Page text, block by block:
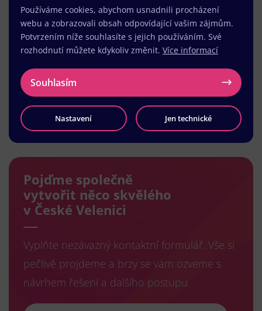
Načíst další
Pojďme společně
vytvořit něco skvělého
v České Velenici
Vyplňte nezávazný kontaktní formulář. Vše si
pečlivě projdeme a brzy se vám ozveme s
návrhem řešení a dalšího postupu.
Používáme cookies, abychom usnadnili procházení
webu a zobrazovali obsah odpovídající vašim zájmům.
Potvrzením níže souhlasíte s jejich používáním. Své
rozhodnutí můžete kdykoliv změnit. Více informací
Souhlasím
Nastavení Jen technické